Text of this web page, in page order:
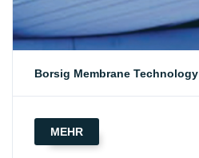
Borsig Membrane Technology
MEHR